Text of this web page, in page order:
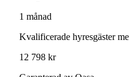
1 månad
Kvalificerade hyresgäster
12 798 kr